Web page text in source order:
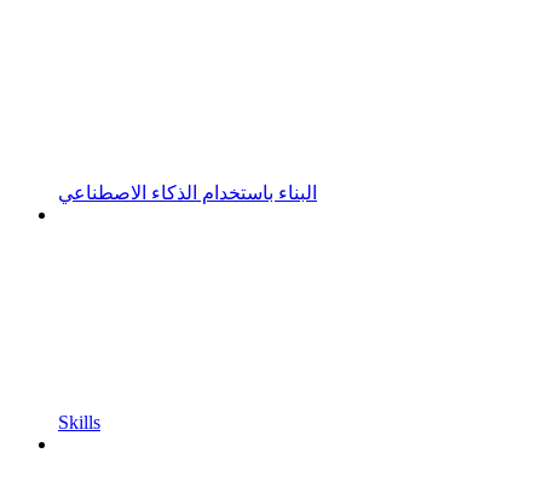
البناء باستخدام الذكاء الاصطناعي
Skills